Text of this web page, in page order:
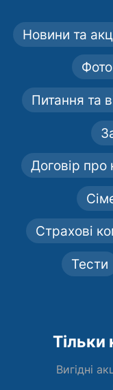
Новини та
Питання та
Договір
Страхові
Тести
Тільки
Вигідні